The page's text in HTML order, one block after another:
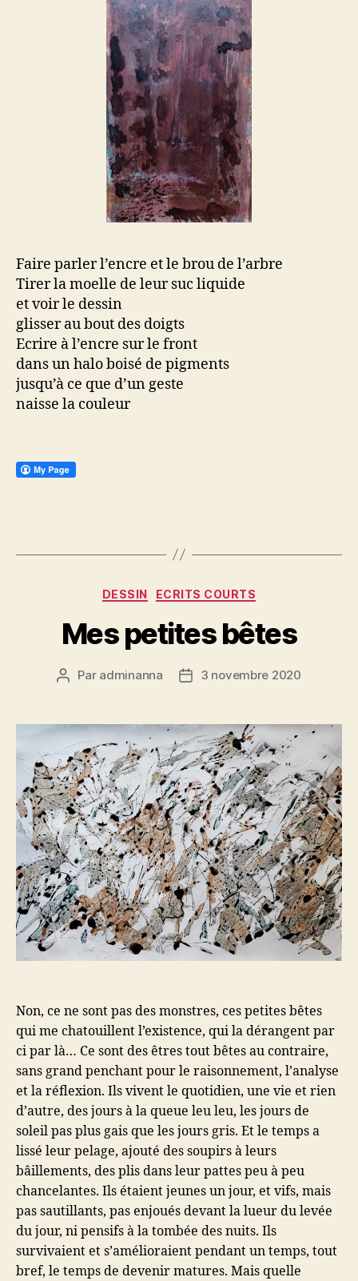
Faire parler l’encre et le brou de l’arbre
Tirer la moelle de leur suc liquide
et voir le dessin
glisser au bout des doigts
Ecrire à l’encre sur le front
dans un halo boisé de pigments
jusqu’à ce que d’un geste
naisse la couleur
Catégories
DESSIN ECRITS COURTS
Mes petites bêtes
Auteur
Par adminanna
Date3 novembre 2020
Non, ce ne sont pas des monstres, ces petites bêtes
qui me chatouillent l’existence, qui la dérangent par
ci par là… Ce sont des êtres tout bêtes au contraire,
sans grand penchant pour le raisonnement, l’analyse
et la réflexion. Ils vivent le quotidien, une vie et rien
d’autre, des jours à la queue leu leu, les jours de
soleil pas plus gais que les jours gris. Et le temps a
lissé leur pelage, ajouté des soupirs à leurs
bâillements, des plis dans leur pattes peu à peu
chancelantes. Ils étaient jeunes un jour, et vifs, mais
pas sautillants, pas enjoués devant la lueur du levée
du jour, ni pensifs à la tombée des nuits. Ils
survivaient et s’amélioraient pendant un temps, tout
bref, le temps de devenir matures. Mais quelle